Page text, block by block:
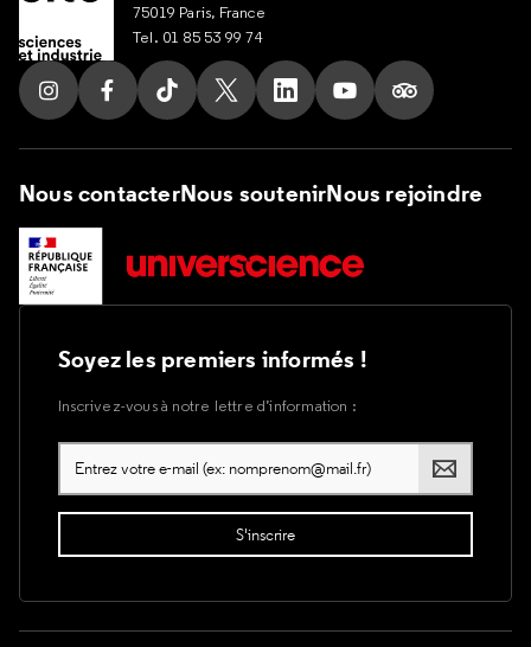
75019 Paris, France
Tel. 01 85 53 99 74
Suivez nous sur Instagram
Suivez nous sur Facebook
Suivez nous sur Tik Tok
Suivez nous sur X
Suivez nous sur LinkedIn
Suivez nous sur
Suivez nous
Nous contacterNous soutenirNous rejoindre
Soyez les premiers informés !
Inscrivez-vous à notre lettre d’information :